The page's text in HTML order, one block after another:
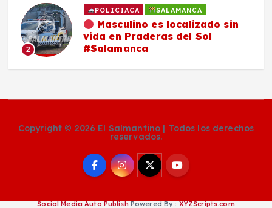
2
POLICIACA SALAMANCA
Masculino es localizado sin
vida en Praderas del Sol
#Salamanca
Copyright © 2026 El Salmantino | Todos los derechos
reservados.
Social Media Auto Publish Powered By : XYZScripts.com